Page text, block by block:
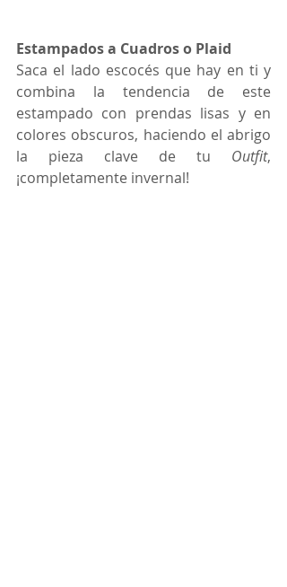
Estampados a Cuadros o Plaid
Saca el lado escocés que hay en ti y
combina la tendencia de este
estampado con prendas lisas y en
colores obscuros, haciendo el abrigo
la pieza clave de tu Outfit,
¡completamente invernal!